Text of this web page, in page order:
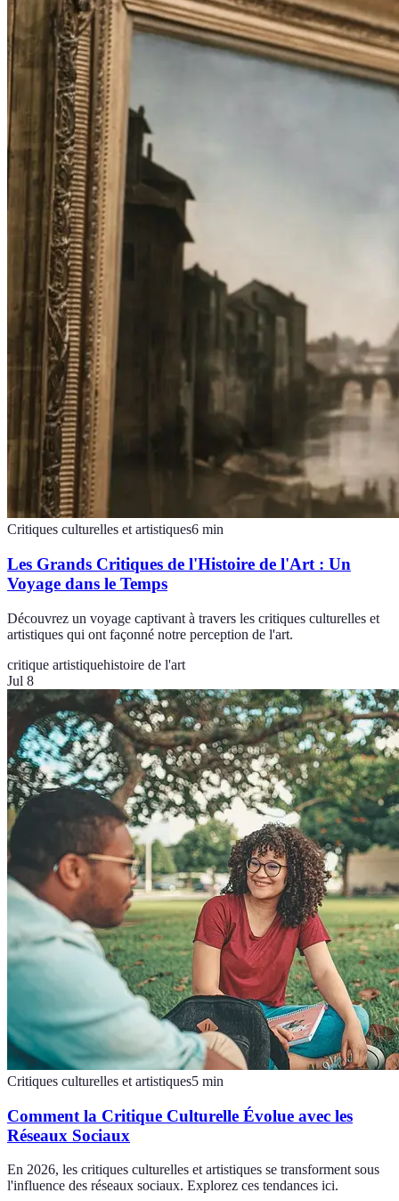
Critiques culturelles et artistiques6 min
Les Grands Critiques de l'Histoire de l'Art : Un
Voyage dans le Temps
Découvrez un voyage captivant à travers les critiques culturelles et
artistiques qui ont façonné notre perception de l'art.
critique artistiquehistoire de l'art
Jul 8
Critiques culturelles et artistiques5 min
Comment la Critique Culturelle Évolue avec les
Réseaux Sociaux
En 2026, les critiques culturelles et artistiques se transforment sous
l'influence des réseaux sociaux. Explorez ces tendances ici.